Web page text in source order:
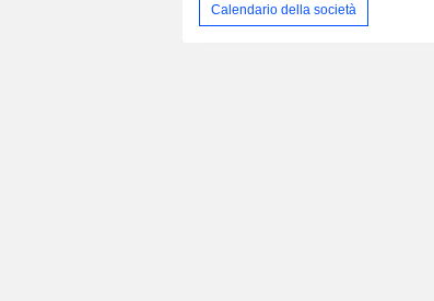
Calendario della società